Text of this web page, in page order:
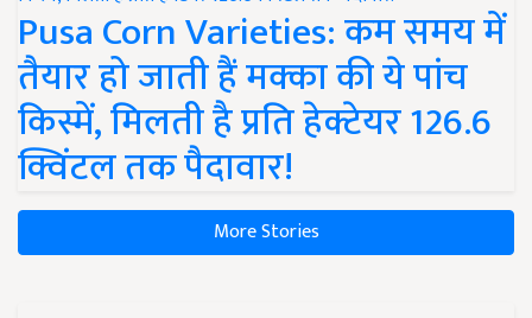
Pusa Corn Varieties: कम समय में
तैयार हो जाती हैं मक्का की ये पांच
किस्में, मिलती है प्रति हेक्टेयर 126.6
क्विंटल तक पैदावार!
More Stories